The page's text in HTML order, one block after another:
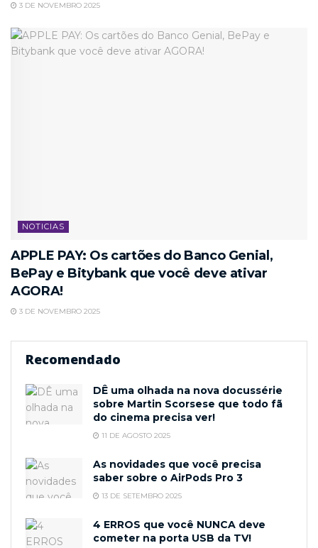
3 DE NOVEMBRO 2025
NOTICIAS
APPLE PAY: Os cartões do Banco Genial,
BePay e Bitybank que você deve ativar
AGORA!
3 DE NOVEMBRO 2025
Recomendado
DÊ uma olhada na nova docussérie
sobre Martin Scorsese que todo fã
do cinema precisa ver!
11 DE AGOSTO 2025
As novidades que você precisa
saber sobre o AirPods Pro 3
13 DE SETEMBRO 2025
4 ERROS que você NUNCA deve
cometer na porta USB da TV!